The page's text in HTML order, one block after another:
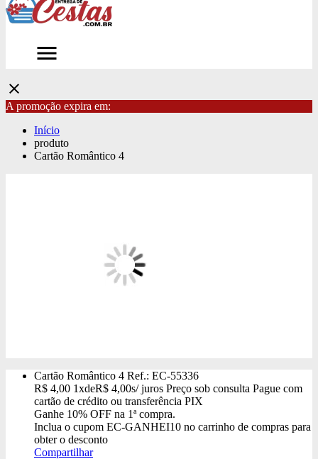
menu
close
A promoção expira em:
Início
produto
Cartão Romântico 4
Cartão Romântico 4 Ref.: EC-55336
R$ 4,00 1xdeR$ 4,00s/ juros Preço sob consulta Pague com
cartão de crédito ou transferência PIX
Ganhe 10% OFF na 1ª compra.
Inclua o cupom EC-GANHEI10 no carrinho de compras para
obter o desconto
Compartilhar